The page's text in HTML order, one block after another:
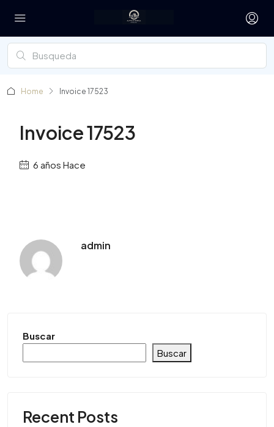
Home Invoice 17523
Invoice 17523
6 años Hace
admin
Buscar
Buscar
Recent Posts